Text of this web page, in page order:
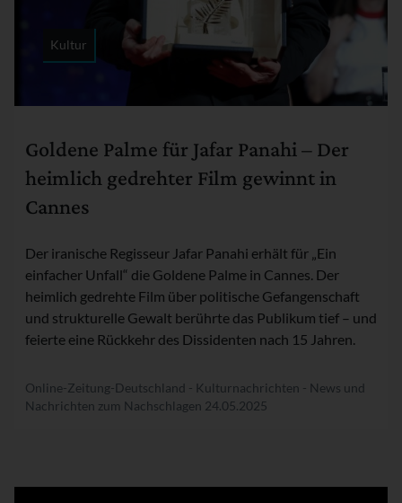
Goldene Palme für Jafar Panahi – Der
heimlich gedrehter Film gewinnt in
Cannes
Der iranische Regisseur Jafar Panahi erhält für „Ein
einfacher Unfall“ die Goldene Palme in Cannes. Der
heimlich gedrehte Film über politische Gefangenschaft
und strukturelle Gewalt berührte das Publikum tief – und
feierte eine Rückkehr des Dissidenten nach 15 Jahren.
Kultur
Online-Zeitung-Deutschland - Kulturnachrichten - News und
Nachrichten zum Nachschlagen 24.05.2025